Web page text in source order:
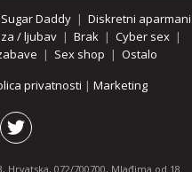
Sugar Daddy| Diskretni aparmani
/ ljubav | Brak | Cyber sex |
| Sex shop | Ostalo
privatnosti | Marketing
072/700700, Mlađima od 18